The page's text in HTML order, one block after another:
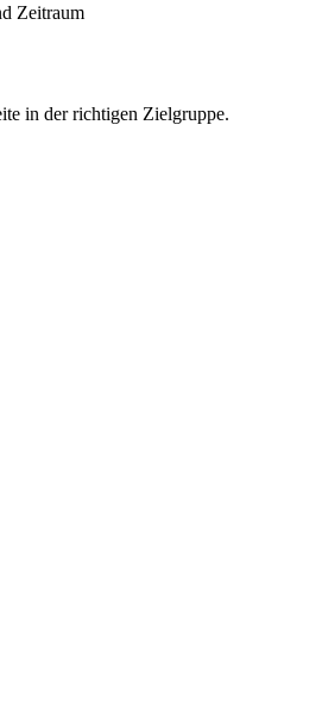
Zeitraum
in der richtigen Zielgruppe.